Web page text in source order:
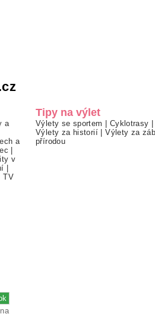
a
a
|
v
|
TV
Tipy na výlet
Výlety se sportem | Cyklotrasy |
Výlety za historií |Výlety za
přírodou